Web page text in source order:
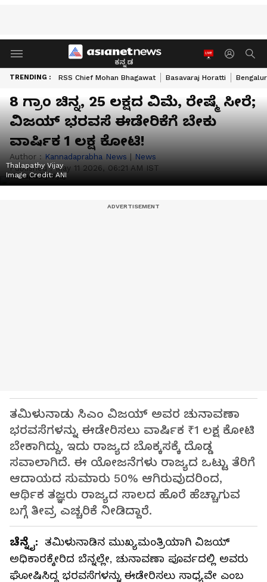
ಕನ್ನಡ
TRENDING : RSS Chief Mohan Bhagawat Basavaraj Horatti
8 ಗ್ರಾಂ ಚಿನ್ನ, 25 ಲಕ್ಷದ ವಿಮೆ, ರೇಷ್ಮೆ ಸೀರೆ;
ವಿಜಯ್‌ ಭರವಸೆ ಈಡೇರಿಕೆಗೆ ಬೇಕು
ವಾರ್ಷಿಕ ₹1 ಲಕ್ಷ ಕೋಟಿ!
Author : Kannadaprabha News | News
Published :May 11 2026, 06:21 AM IST
Thalapathy Vijay
Image Credit:ANI
ತಮಿಳುನಾಡು ಸಿಎಂ ವಿಜಯ್ ಅವರ ಚುನಾವಣಾ
ಭರವಸೆಗಳನ್ನು ಈಡೇರಿಸಲು ವಾರ್ಷಿಕ ₹1 ಲಕ್ಷ ಕೋಟಿ
ಬೇಕಾಗಿದ್ದು, ಇದು ರಾಜ್ಯದ ಬೊಕ್ಕಸಕ್ಕೆ ದೊಡ್ಡ
ಸವಾಲಾಗಿದೆ. ಈ ಯೋಜನೆಗಳು ರಾಜ್ಯದ ಒಟ್ಟು ತೆರಿಗೆ
ಆದಾಯದ ಸುಮಾರು 50% ಆಗಿರುವುದರಿಂದ,
ಆರ್ಥಿಕ ತಜ್ಞರು ರಾಜ್ಯದ ಸಾಲದ ಹೊರೆ ಹೆಚ್ಚಾಗುವ
ಬಗ್ಗೆ ತೀವ್ರ ಎಚ್ಚರಿಕೆ ನೀಡಿದ್ದಾರೆ.
ಚೆನ್ನೈ:
ತಮಿಳುನಾಡಿನ ಮುಖ್ಯಮಂತ್ರಿಯಾಗಿ ವಿಜಯ್‌
ಅಧಿಕಾರಕ್ಕೇರಿದ ಬೆನ್ನಲ್ಲೇ, ಚುನಾವಣಾ ಪೂರ್ವದಲ್ಲಿ ಅವರು
ಘೋಷಿಸಿದ್ದ ಭರವಸೆಗಳನ್ನು ಈಡೇರಿಸಲು ಸಾಧ್ಯವೇ ಎಂಬ